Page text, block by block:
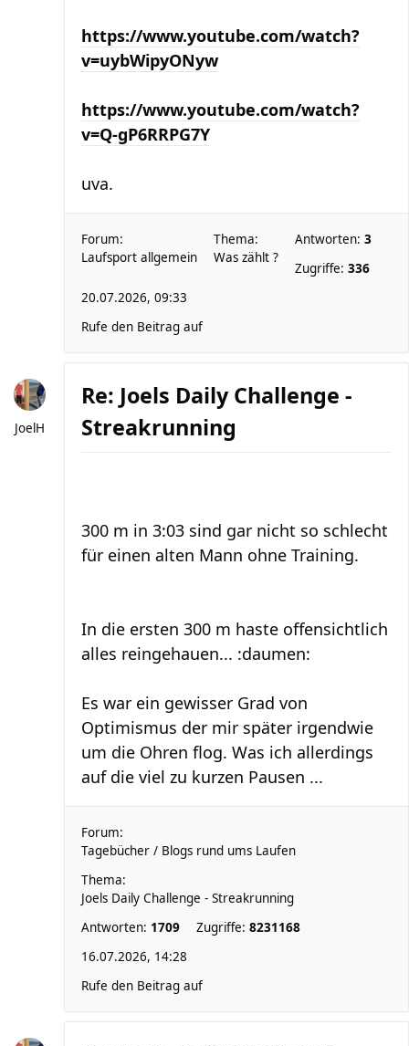
https://www.youtube.com/watch?
v=uybWipyONyw
https://www.youtube.com/watch?
v=Q-gP6RRPG7Y
uva.
Forum:
Laufsport allgemein
Thema:
Was zählt ?
Antworten: 3
Zugriffe: 336
20.07.2026, 09:33
Rufe den Beitrag auf
JoelH
Re: Joels Daily Challenge -
Streakrunning
300 m in 3:03 sind gar nicht so schlecht
für einen alten Mann ohne Training.
In die ersten 300 m haste offensichtlich
alles reingehauen... :daumen:
Es war ein gewisser Grad von
Optimismus der mir später irgendwie
um die Ohren flog. Was ich allerdings
auf die viel zu kurzen Pausen ...
Forum:
Tagebücher / Blogs rund ums Laufen
Thema:
Joels Daily Challenge - Streakrunning
Antworten: 1709 Zugriffe: 8231168
16.07.2026, 14:28
Rufe den Beitrag auf